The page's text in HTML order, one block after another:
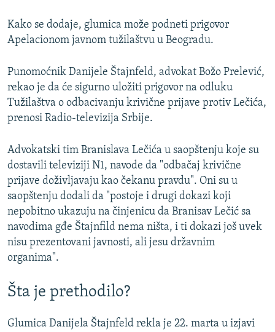
Kako se dodaje, glumica može podneti prigovor
Apelacionom javnom tužilaštvu u Beogradu.
Punomoćnik Danijele Štajnfeld, advokat Božo Prelević,
rekao je da će sigurno uložiti prigovor na odluku
Tužilaštva o odbacivanju krivične prijave protiv Lečića,
prenosi Radio-televizija Srbije.
Advokatski tim Branislava Lečića u saopštenju koje su
dostavili televiziji N1, navode da "odbačaj krivične
prijave doživljavaju kao čekanu pravdu". Oni su u
saopštenju dodali da "postoje i drugi dokazi koji
nepobitno ukazuju na činjenicu da Branisav Lečić sa
navodima gđe Štajnfild nema ništa, i ti dokazi još uvek
nisu prezentovani javnosti, ali jesu državnim
organima".
Šta je prethodilo?
Glumica Danijela Štajnfeld rekla je 22. marta u izjavi